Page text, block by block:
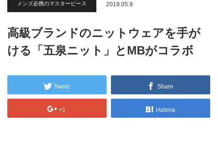
メンズ必携のマスターピース 2019.05.9
高級ブランドのニットウェアを手が
ける「五泉ニット」とMBがコラボ
Tweet Share
+1 Hatena